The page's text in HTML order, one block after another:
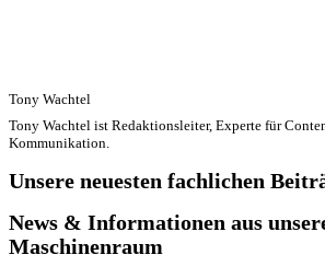
Tony Wachtel
Tony Wachtel ist Redaktionsleiter, Experte für
Kommunikation.
Unsere neuesten fachlichen
News & Informationen aus
Maschinenraum